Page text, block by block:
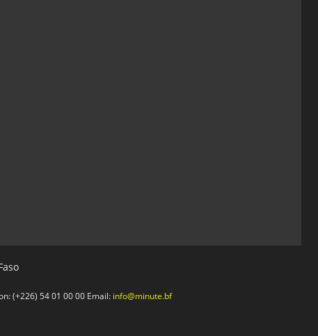
(+226) 54 01 00 00 Email: info@minute.bf